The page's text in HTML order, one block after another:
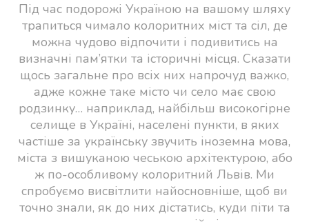
Під час подорожі Україною на вашому шляху
трапиться чимало колоритних міст та сіл, де
можна чудово відпочити і подивитись на
визначні пам’ятки та історичні місця. Сказати
щось загальне про всіх них напрочуд важко,
адже кожне таке місто чи село має свою
родзинку… наприклад, найбільш високогірне
селище в Україні, населені пункти, в яких
частіше за українську звучить іноземна мова,
міста з вишуканою чеською архітектурою, або
ж по-особливому колоритний Львів. Ми
спробуємо висвітлити найосновніше, щоб ви
точно знали, як до них дістатись, куди піти та